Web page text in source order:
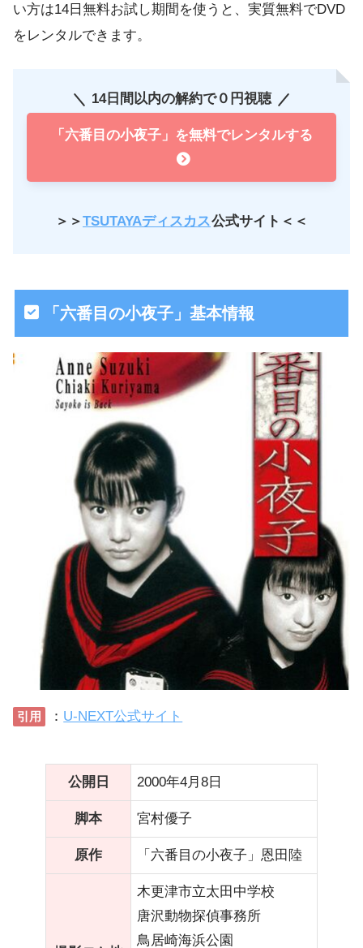
い方は14日無料お試し期間を使うと、実質無料でDVD
をレンタルできます。
14日間以内の解約で０円視聴
「六番目の小夜子」を無料でレンタルする
＞＞TSUTAYAディスカス公式サイト＜＜
「六番目の小夜子」基本情報
引用 ： U-NEXT公式サイト
公開日 2000年4月8日
脚本 宮村優子
原作 「六番目の小夜子」恩田陸
木更津市立太田中学校
唐沢動物探偵事務所
鳥居崎海浜公園